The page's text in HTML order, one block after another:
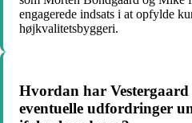
engagerede indsats i at opfylde
højkvalitetsbyggeri.
Hvordan har Vestergaard
eventuelle udfordringer